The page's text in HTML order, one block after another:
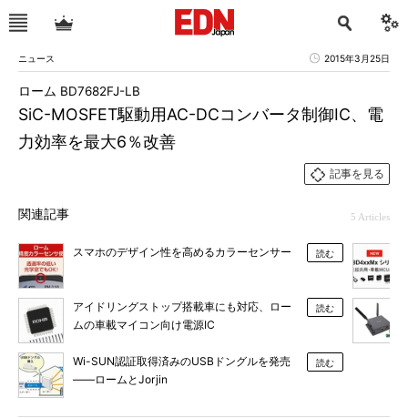
ニュース 2015年3月25日
SiC-MOSFET駆動用AC-DCコンバータ制御IC、電
力効率を最大6％改善
ローム BD7682FJ-LB
記事を見る
関連記事 5 Articles
スマホのデザイン性を高めるカラーセンサー 読む
アイドリングストップ搭載車にも対応、ロー
ムの車載マイコン向け電源IC
読む
Wi-SUN認証取得済みのUSBドングルを発売
――ロームとJorjin
読む